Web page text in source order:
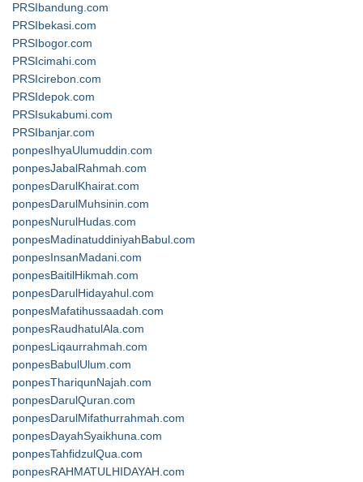
PRSIbandung.com
PRSIbekasi.com
PRSIbogor.com
PRSIcimahi.com
PRSIcirebon.com
PRSIdepok.com
PRSIsukabumi.com
PRSIbanjar.com
ponpesIhyaUlumuddin.com
ponpesJabalRahmah.com
ponpesDarulKhairat.com
ponpesDarulMuhsinin.com
ponpesNurulHudas.com
ponpesMadinatuddiniyahBabul.com
ponpesInsanMadani.com
ponpesBaitilHikmah.com
ponpesDarulHidayahul.com
ponpesMafatihussaadah.com
ponpesRaudhatulAla.com
ponpesLiqaurrahmah.com
ponpesBabulUlum.com
ponpesThariqunNajah.com
ponpesDarulQuran.com
ponpesDarulMifathurrahmah.com
ponpesDayahSyaikhuna.com
ponpesTahfidzulQua.com
ponpesRAHMATULHIDAYAH.com